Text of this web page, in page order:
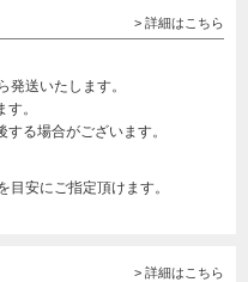
> 詳細はこちら
送いたします。
。
る場合がございます。
安にご指定頂けます。
> 詳細はこちら